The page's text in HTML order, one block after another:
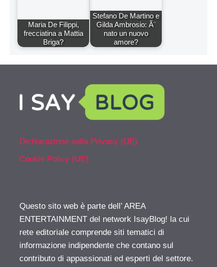
Maria De Filippi,
frecciatina a Mattia
Briga?
Stefano De Martino e
Gilda Ambrosio: Ã¨
nato un nuovo
amore?
Dichiarazione sulla Privacy (UE)
Cookie Policy (UE)
Questo sito web è parte dell’ AREA
ENTERTAINMENT del network IsayBlog! la cui
rete editoriale comprende siti tematici di
informazione indipendente che contano sul
contributo di appassionati ed esperti del settore.